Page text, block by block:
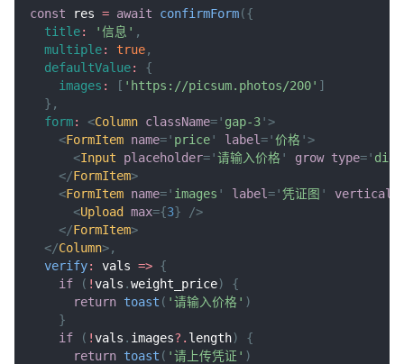
const res = await confirmForm({
title: '信息' ,
multiple: true,
defaultValue:
{
images : [ 'https://picsum.photos/200' ]
} ,
form: <Column className=' gap-3'>
<FormItem name=' price' label='价格'>
<Input placeholder='请输入价格' grow type='
</FormItem>
<FormItem name=' images ' label='凭证图 ' vertical
<Upload max={3}
/>
</FormItem>
</Column>,
verify: vals => {
if
( !vals .weight_price)
{
return toast ( '请输入价格' )
}
if
( !vals . images?. length)
{
return toast ( '请上传凭证' )